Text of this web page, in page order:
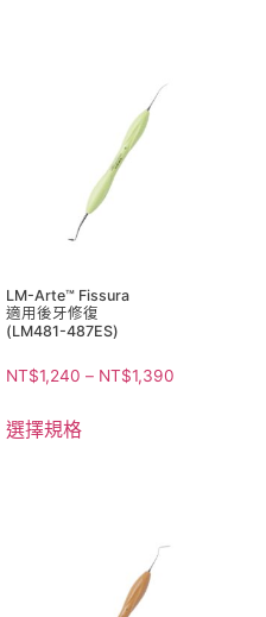
LM-Arte™ Fissura
適用後牙修復
(LM481-487ES)
NT$1,240 – NT$1,390
選擇規格